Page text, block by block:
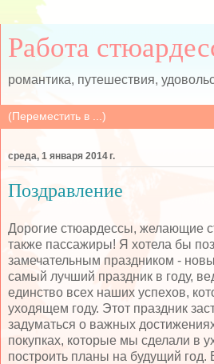
Работа
романтика, путешествия,
среда, 1 января 2014 г.
Поздравление
Дорогие стюардессы, желающие
также пассажиры! Я хотела бы
замечательным праздником -
самый лучший праздник в году,
единство всех наших успехов,
уходящем году. Этот праздник
задуматься о важных
покупках, которые мы сделали в
построить планы на будущий год.